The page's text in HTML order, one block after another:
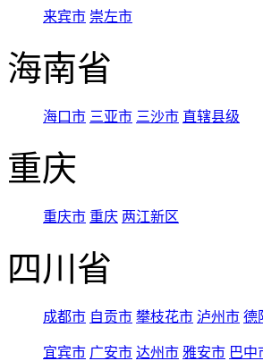
来宾市 崇左市
海南省
海口市 三亚市 三沙市 直辖县级
重庆
重庆市 重庆 两江新区
四川省
成都市 自贡市 攀枝花市 泸州市 德
宜宾市 广安市 达州市 雅安市 巴中